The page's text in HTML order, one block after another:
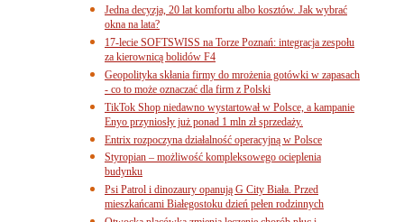
Jedna decyzja, 20 lat komfortu albo kosztów. Jak wybrać
okna na lata?
17-lecie SOFTSWISS na Torze Poznań: integracja zespołu
za kierownicą bolidów F4
Geopolityka skłania firmy do mrożenia gotówki w zapasach
- co to może oznaczać dla firm z Polski
TikTok Shop niedawno wystartował w Polsce, a kampanie
Enyo przyniosły już ponad 1 mln zł sprzedaży.
Entrix rozpoczyna działalność operacyjną w Polsce
Styropian – możliwość kompleksowego ocieplenia
budynku
Psi Patrol i dinozaury opanują G City Biała. Przed
mieszkańcami Białegostoku dzień pełen rodzinnych